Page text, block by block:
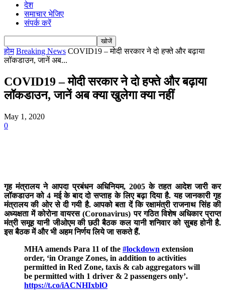
देश
समाचार भेजिए
संपर्क करें
होम Breaking News COVID19 – मोदी सरकार ने दो हफ्ते और बढ़ाया
लॉकडाउन, जानें अब...
COVID19 – मोदी सरकार ने दो हफ्ते और बढ़ाया
लॉकडाउन, जानें अब क्या खुलेगा क्या नहीं
May 1, 2020
0
गृह मंत्रालय ने आपदा प्रबंधन अधिनियम, 2005 के तहत आदेश जारी कर
लॉकडाउन को 4 मई के बाद दो सप्ताह के लिए बढ़ा दिया है. यह जानकारी गृह
मंत्रालय की ओर से दी गयी है. आपको बता दें कि रक्षामंत्री राजनाथ सिंह की
अध्यक्षता में कोरोना वायरस (Coronavirus) पर गठित विशेष अधिकार प्राप्त
मंत्री समूह यानी जीओएम की छठी बैठक कल यानी शनिवार को सुबह होनी है.
इस बैठक में और भी अहम निर्णय लिये जा सकते हैं.
MHA amends Para 11 of the #lockdown extension
order, ‘in Orange Zones, in addition to activities
permitted in Red Zone, taxis & cab aggregators will
be permitted with 1 driver & 2 passengers only’.
https://t.co/iACNHIxblO